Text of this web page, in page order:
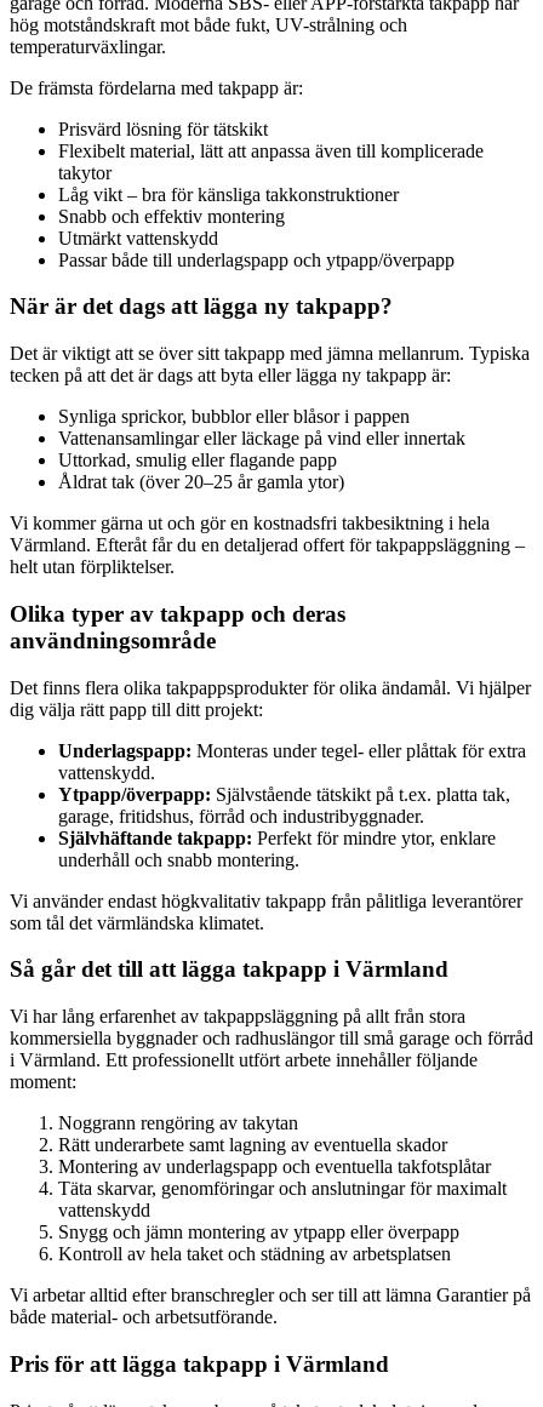
hög motståndskraft mot både fukt, UV-strålning och
temperaturväxlingar.
De främsta fördelarna med takpapp är:
Prisvärd lösning för tätskikt
Flexibelt material, lätt att anpassa även till komplicerade
takytor
Låg vikt – bra för känsliga takkonstruktioner
Snabb och effektiv montering
Utmärkt vattenskydd
Passar både till underlagspapp och ytpapp/överpapp
När är det dags att lägga ny takpapp?
Det är viktigt att se över sitt takpapp med jämna mellanrum. Typiska
tecken på att det är dags att byta eller lägga ny takpapp är:
Synliga sprickor, bubblor eller blåsor i pappen
Vattenansamlingar eller läckage på vind eller innertak
Uttorkad, smulig eller flagande papp
Åldrat tak (över 20–25 år gamla ytor)
Vi kommer gärna ut och gör en kostnadsfri takbesiktning i hela
Värmland. Efteråt får du en detaljerad offert för takpappsläggning –
helt utan förpliktelser.
Olika typer av takpapp och deras
användningsområde
Det finns flera olika takpappsprodukter för olika ändamål. Vi hjälper
dig välja rätt papp till ditt projekt:
Underlagspapp: Monteras under tegel- eller plåttak för extra
vattenskydd.
Ytpapp/överpapp: Självstående tätskikt på t.ex. platta tak,
garage, fritidshus, förråd och industribyggnader.
Självhäftande takpapp: Perfekt för mindre ytor, enklare
underhåll och snabb montering.
Vi använder endast högkvalitativ takpapp från pålitliga leverantörer
som tål det värmländska klimatet.
Så går det till att lägga takpapp i Värmland
Vi har lång erfarenhet av takpappsläggning på allt från stora
kommersiella byggnader och radhuslängor till små garage och förråd
i Värmland. Ett professionellt utfört arbete innehåller följande
moment:
Noggrann rengöring av takytan
Rätt underarbete samt lagning av eventuella skador
Montering av underlagspapp och eventuella takfotsplåtar
Täta skarvar, genomföringar och anslutningar för maximalt
vattenskydd
Snygg och jämn montering av ytpapp eller överpapp
Kontroll av hela taket och städning av arbetsplatsen
Vi arbetar alltid efter branschregler och ser till att lämna Garantier på
både material- och arbetsutförande.
Pris för att lägga takpapp i Värmland